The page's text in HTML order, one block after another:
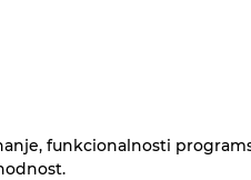
funkcionalnosti